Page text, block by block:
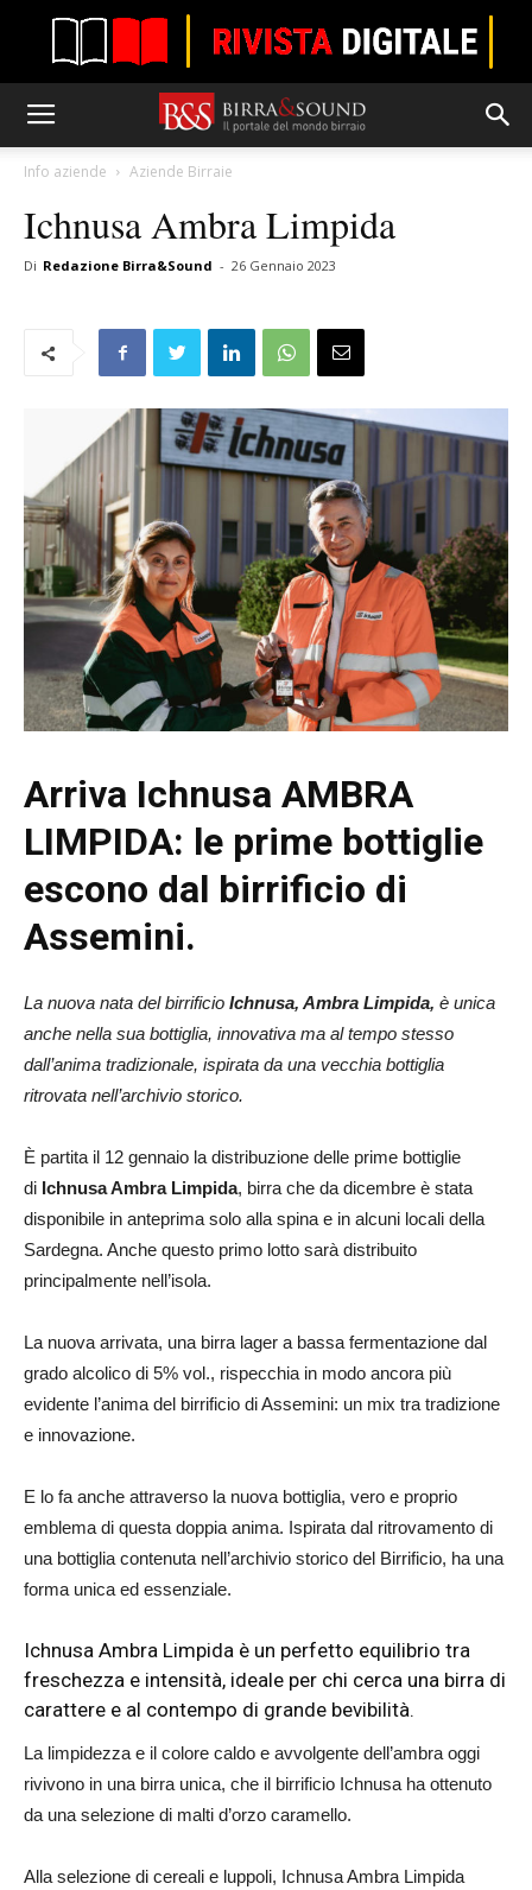
Info aziende Aziende Birraie
Ichnusa Ambra Limpida
Di Redazione Birra&Sound - 26 Gennaio 2023
Arriva Ichnusa AMBRA
LIMPIDA: le prime bottiglie
escono dal birrificio di
Assemini.
La nuova nata del birrificio Ichnusa, Ambra Limpida, è unica
anche nella sua bottiglia, innovativa ma al tempo stesso
dall’anima tradizionale, ispirata da una vecchia bottiglia
ritrovata nell’archivio storico.
È partita il 12 gennaio la distribuzione delle prime bottiglie
di Ichnusa Ambra Limpida, birra che da dicembre è stata
disponibile in anteprima solo alla spina e in alcuni locali della
Sardegna. Anche questo primo lotto sarà distribuito
principalmente nell’isola.
La nuova arrivata, una birra lager a bassa fermentazione dal
grado alcolico di 5% vol., rispecchia in modo ancora più
evidente l’anima del birrificio di Assemini: un mix tra tradizione
e innovazione.
E lo fa anche attraverso la nuova bottiglia, vero e proprio
emblema di questa doppia anima. Ispirata dal ritrovamento di
una bottiglia contenuta nell’archivio storico del Birrificio, ha una
forma unica ed essenziale.
Ichnusa Ambra Limpida è un perfetto equilibrio tra
freschezza e intensità, ideale per chi cerca una birra di
carattere e al contempo di grande bevibilità.
La limpidezza e il colore caldo e avvolgente dell’ambra oggi
rivivono in una birra unica, che il birrificio Ichnusa ha ottenuto
da una selezione di malti d’orzo caramello.
Alla selezione di cereali e luppoli, Ichnusa Ambra Limpida